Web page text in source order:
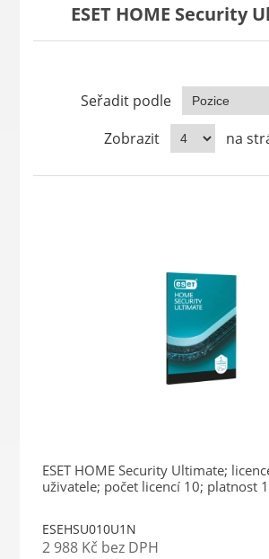
ESET HOME Security
Seřadit podle
Zobrazit
na
ESET HOME Security Ultimate;
uživatele; počet licencí 10; platnost
ESEHSU010U1N
2 988 Kč bez DPH